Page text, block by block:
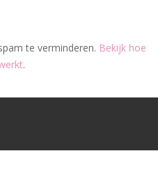
te verminderen. Bekijk hoe
.